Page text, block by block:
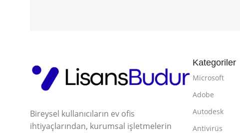
Bireysel kullanıcıların ev ofis
ihtiyaçlarından, kurumsal işletmelerin
Kategoriler
Microsoft
Adobe
Autodesk
Antivirüs